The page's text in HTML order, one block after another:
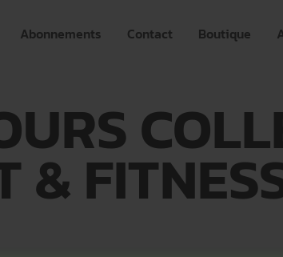
Abonnements Contact Boutique
&